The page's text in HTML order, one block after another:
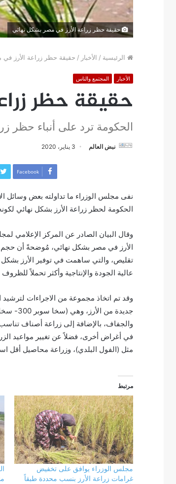
حقيقة حظر زراعة الأرز في مصر بشكل نهائي
الرئيسية / الأخبار / حقيقة حظر زراعة الأرز
الأخبار المجتمع والناس
حقيقة حظر
الحكومة ترد على أنباء حظر
نبض العالم 3 يناير، 2020
Facebook
نفى مجلس الوزراء ما تداولته بعض وسائل
الحكومة لحظر زراعة الأرز بشكل نهائي
وقال البيان الصادر عن المركز الإعلامي
الأرز في مصر بشكل نهائي، مُوضحةً أن حجم
تقليص، والتي ساهمت في توفير الأرز بشكل
عالية الجودة والإنتاجية وأكثر تحملاً للظروف
وقد تم اتخاذ مجموعة من الاجراءات
والجفاف، بالإضافة إلى زراعة أصناف تناسب
في أغراض أخرى، فضلاً عن تغيير مواعيد
مثل (الفول البلدي)، وزراعة محاصيل أقل
مرتبط
مجلس الوزراء يوافق على تخفيض
غرامات زراعة الأرز بنسب محددة طبقاً